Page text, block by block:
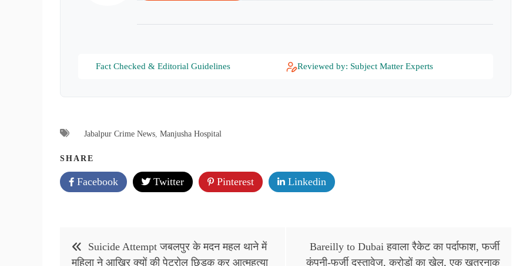
Fact Checked & Editorial Guidelines Reviewed by: Subject Matter Experts
Jabalpur Crime News, Manjusha Hospital
SHARE
Facebook Twitter Pinterest Linkedin
Post
navigation
Suicide Attempt जबलपुर के मदन महल थाने में
महिला ने आखिर क्यों की पेट्रोल छिड़क कर आत्महत्या
Bareilly to Dubai हवाला रैकेट का पर्दाफाश, फर्जी
कंपनी-फर्जी दस्तावेज, करोड़ों का खेल, एक खतरनाक